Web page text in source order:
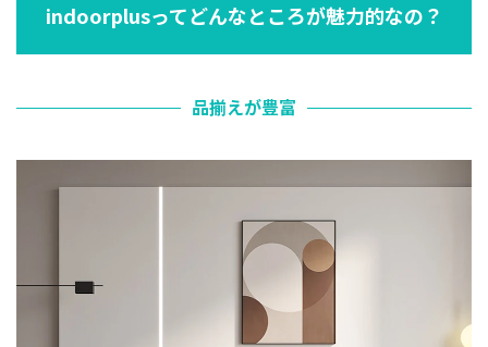
indoorplusってどんなところが魅力的なの？
品揃えが豊富